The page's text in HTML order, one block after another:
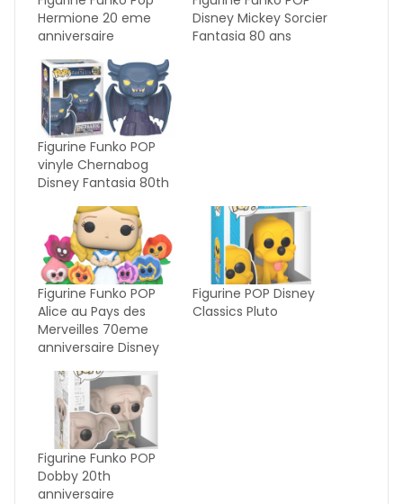
Hermione 20 eme
anniversaire
Disney Mickey Sorcier
Fantasia 80 ans
Figurine Funko POP
vinyle Chernabog
Disney Fantasia 80th
Figurine Funko POP
Alice au Pays des
Merveilles 70eme
anniversaire Disney
Figurine POP Disney
Classics Pluto
Figurine Funko POP
Dobby 20th
anniversaire